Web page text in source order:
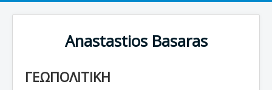
Anastastios Basaras
ΓΕΩΠΟΛΙΤΙΚΗ